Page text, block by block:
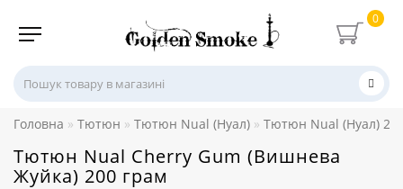
0
Головна Тютюн Тютюн Nual (Нуал) Тютюн Nual (Нуал)
Тютюн Nual Cherry Gum (Вишнева
Жуйка) 200 грам